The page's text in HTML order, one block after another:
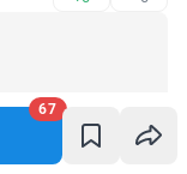
67
+0 –0